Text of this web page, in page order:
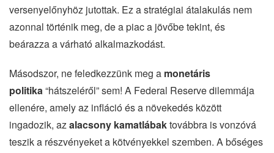
versenyelőnyhöz jutottak. Ez a stratégiai átalakulás nem
azonnal történik meg, de a piac a jövőbe tekint, és
beárazza a várható alkalmazkodást.
Másodszor, ne feledkezzünk meg a monetáris
politika“hátszeléről” sem! A Federal Reserve dilemmája
ellenére, amely az infláció és a növekedés között
ingadozik, azalacsony kamatlábaktovábbra is vonzóvá
teszik a részvényeket a kötvényekkel szemben. A bőséges